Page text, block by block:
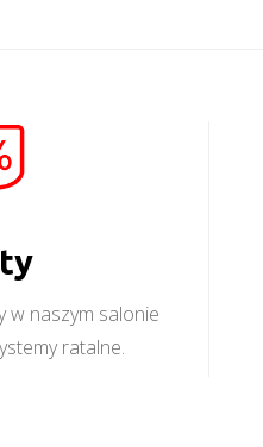
w naszym salonie
ratalne.